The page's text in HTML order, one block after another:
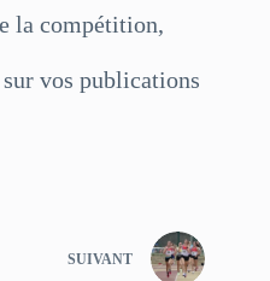
la compétition,
sur vos publications
SUIVANT